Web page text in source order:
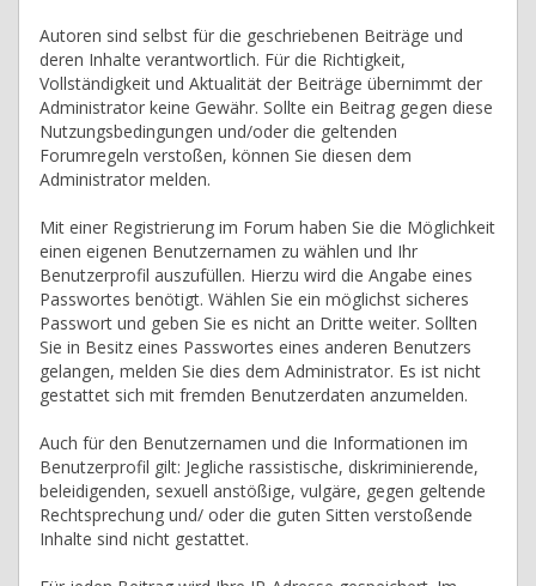
Autoren sind selbst für die geschriebenen Beiträge und
deren Inhalte verantwortlich. Für die Richtigkeit,
Vollständigkeit und Aktualität der Beiträge übernimmt der
Administrator keine Gewähr. Sollte ein Beitrag gegen diese
Nutzungsbedingungen und/oder die geltenden
Forumregeln verstoßen, können Sie diesen dem
Administrator melden.
Mit einer Registrierung im Forum haben Sie die Möglichkeit
einen eigenen Benutzernamen zu wählen und Ihr
Benutzerprofil auszufüllen. Hierzu wird die Angabe eines
Passwortes benötigt. Wählen Sie ein möglichst sicheres
Passwort und geben Sie es nicht an Dritte weiter. Sollten
Sie in Besitz eines Passwortes eines anderen Benutzers
gelangen, melden Sie dies dem Administrator. Es ist nicht
gestattet sich mit fremden Benutzerdaten anzumelden.
Auch für den Benutzernamen und die Informationen im
Benutzerprofil gilt: Jegliche rassistische, diskriminierende,
beleidigenden, sexuell anstößige, vulgäre, gegen geltende
Rechtsprechung und/ oder die guten Sitten verstoßende
Inhalte sind nicht gestattet.